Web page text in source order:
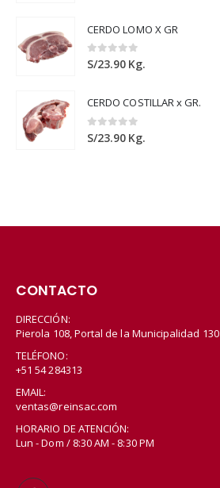
CERDO LOMO X GR
0out of 5
S/23.90 Kg.
CERDO COSTILLAR x GR.
0out of 5
S/23.90 Kg.
CONTACTO
DIRECCIÓN:
Pierola 108, Portal de la Municipalidad 130
TELÉFONO:
+51 54 284313
EMAIL:
ventas@reinsac.com
HORARIO DE ATENCIÓN:
Lun - Dom / 8:30 AM - 8:30 PM